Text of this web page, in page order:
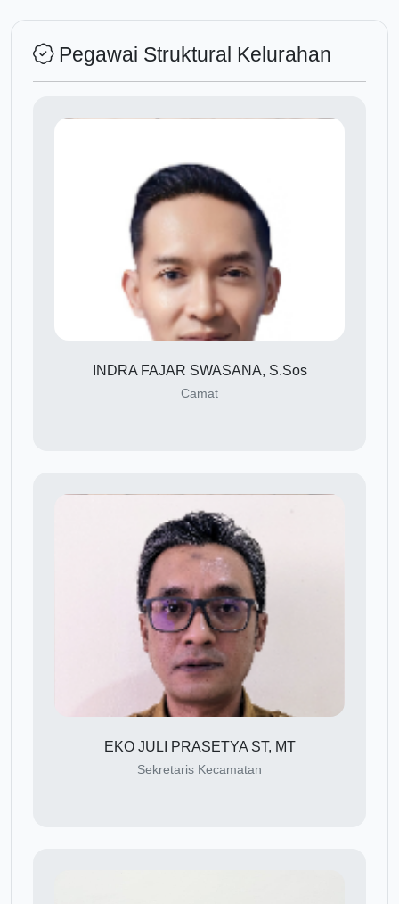
Pegawai Struktural Kelurahan
INDRA FAJAR SWASANA, S.Sos
Camat
EKO JULI PRASETYA ST, MT
Sekretaris Kecamatan